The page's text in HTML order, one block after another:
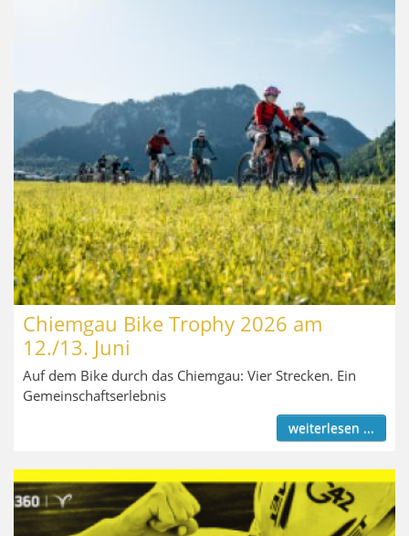
Chiemgau Bike Trophy 2026 am
12./13. Juni
Auf dem Bike durch das Chiemgau: Vier Strecken. Ein
Gemeinschaftserlebnis
weiterlesen ...